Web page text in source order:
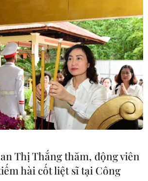
Thị Thắng thăm, động viên
hài cốt liệt sĩ tại Công